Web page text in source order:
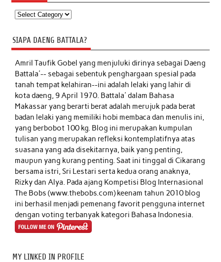
Kategori
SIAPA DAENG BATTALA?
Amril Taufik Gobelyang menjuluki dirinya sebagai Daeng
Battala'-- sebagai sebentuk penghargaan spesial pada
tanah tempat kelahiran--ini adalah lelaki yang lahir di
kota daeng, 9 April 1970. Battala' dalam Bahasa
Makassar yang berarti berat adalah merujuk pada berat
badan lelaki yang memiliki hobi membaca dan menulis ini,
yang berbobot 100 kg. Blog ini merupakan kumpulan
tulisan yang merupakan refleksi kontemplatifnya atas
suasana yang ada disekitarnya, baik yang penting,
maupun yang kurang penting. Saat ini tinggal di Cikarang
bersama istri, Sri Lestari serta kedua orang anaknya,
Rizky dan Alya. Pada ajang Kompetisi Blog Internasional
The Bobs (www.thebobs.com) keenam tahun 2010 blog
ini berhasil menjadi pemenang favorit pengguna internet
dengan voting terbanyak kategori Bahasa Indonesia.
MY LINKED IN PROFILE